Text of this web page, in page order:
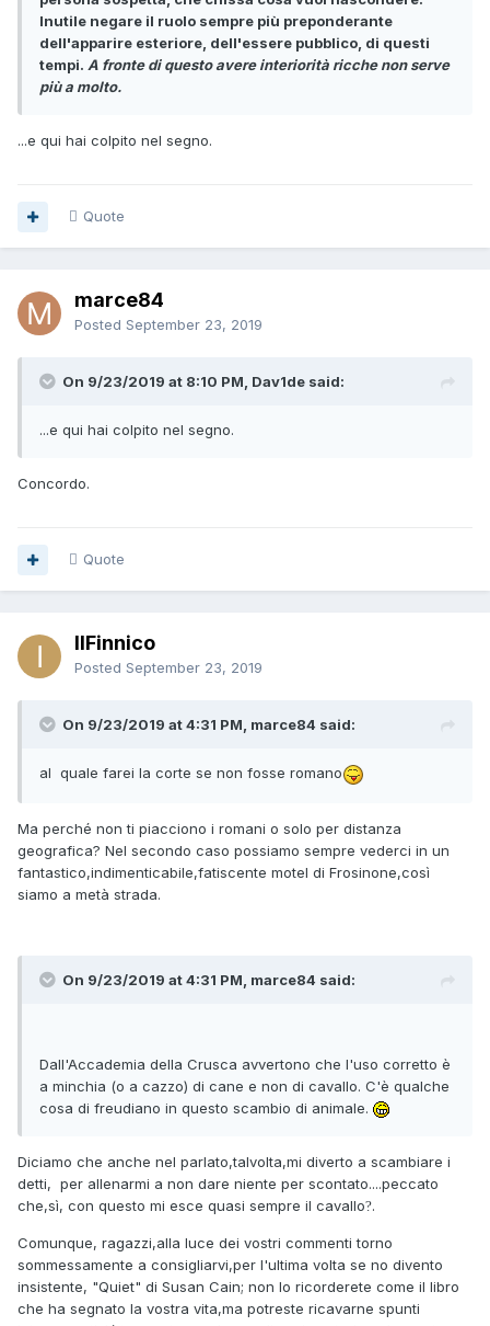
Inutile negare il ruolo sempre più preponderante
dell'apparire esteriore, dell'essere pubblico, di questi
tempi. A fronte di questo avere interiorità ricche non serve
più a molto.
...e qui hai colpito nel segno.
Quote
marce84
Posted September 23, 2019
On 9/23/2019 at 8:10 PM, Dav1de said:
...e qui hai colpito nel segno.
Concordo.
Quote
IlFinnico
Posted September 23, 2019
On 9/23/2019 at 4:31 PM, marce84 said:
al quale farei la corte se non fosse romano
Ma perché non ti piacciono i romani o solo per distanza
geografica? Nel secondo caso possiamo sempre vederci in un
fantastico,indimenticabile,fatiscente motel di Frosinone,così
siamo a metà strada.
On 9/23/2019 at 4:31 PM, marce84 said:
Dall'Accademia della Crusca avvertono che l'uso corretto è
a minchia (o a cazzo) di cane e non di cavallo. C'è qualche
cosa di freudiano in questo scambio di animale.
Diciamo che anche nel parlato,talvolta,mi diverto a scambiare i
detti, per allenarmi a non dare niente per scontato....peccato
che,sì, con questo mi esce quasi sempre il cavallo?.
Comunque, ragazzi,alla luce dei vostri commenti torno
sommessamente a consigliarvi,per l'ultima volta se no divento
insistente, "Quiet" di Susan Cain; non lo ricorderete come il libro
che ha segnato la vostra vita,ma potreste ricavarne spunti